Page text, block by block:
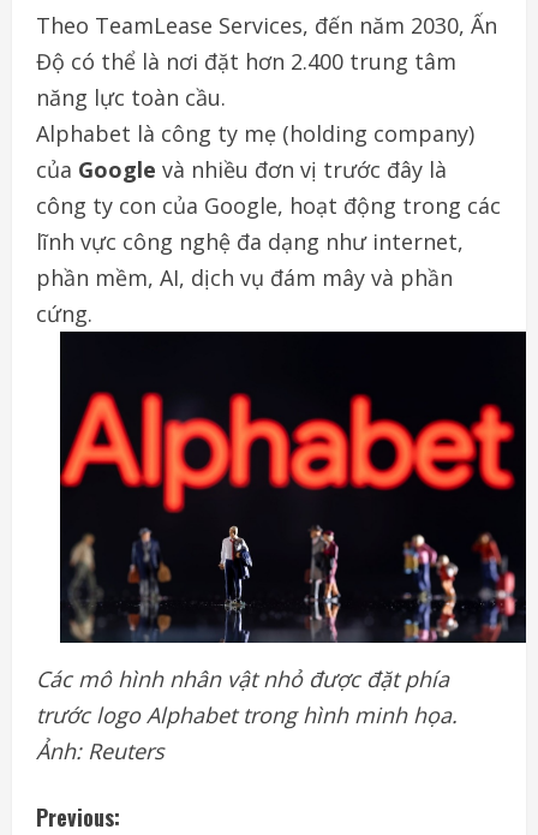
Theo TeamLease Services, đến năm 2030, Ấn
Độ có thể là nơi đặt hơn 2.400 trung tâm
năng lực toàn cầu.
Alphabet là công ty mẹ (holding company)
của Google và nhiều đơn vị trước đây là
công ty con của Google, hoạt động trong các
lĩnh vực công nghệ đa dạng như internet,
phần mềm, AI, dịch vụ đám mây và phần
cứng.
Các mô hình nhân vật nhỏ được đặt phía
trước logo Alphabet trong hình minh họa.
Ảnh: Reuters
C
Previous: